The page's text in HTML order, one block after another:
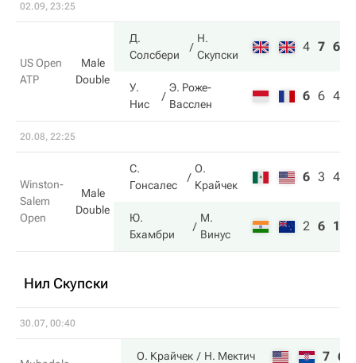
02.09, 23:25
US Open
ATP
Male
Double
Д.
Солсбери
Н.
Скупски
4 7 6
У.
Нис
Э. Роже-
Васслен
6 6 4
20.08, 22:25
Winston-
Salem
Open
Male
Double
С.
Гонсалес
О.
Крайчек
6 3 4
Ю.
Бхамбри
М.
Винус
2 6 10
Нил Скупски
30.07, 00:40
О. Крайчек Н. Мектич 7 6